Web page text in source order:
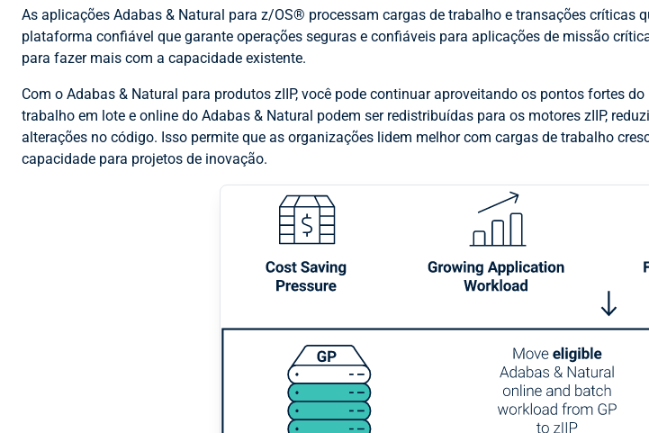
As aplicações Adabas & Natural para z/OS® processam cargas de trabalho e transações críticas
plataforma confiável que garante operações seguras e confiáveis para aplicações de missão
para fazer mais com a capacidade existente.
Com o Adabas & Natural para produtos zIIP, você pode continuar aproveitando os pontos fortes
trabalho em lote e online do Adabas & Natural podem ser redistribuídas para os motores zIIP,
alterações no código. Isso permite que as organizações lidem melhor com cargas de trabalho
capacidade para projetos de inovação.